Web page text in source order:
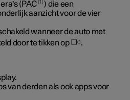
(PAC 1 ) die een
aanzicht voor de vier
wanneer de auto met
door te tikken op
.
van derden als ook apps voor